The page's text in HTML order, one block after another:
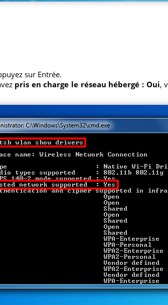
sur Entrée.
pris en charge le réseau hébergé : Oui,